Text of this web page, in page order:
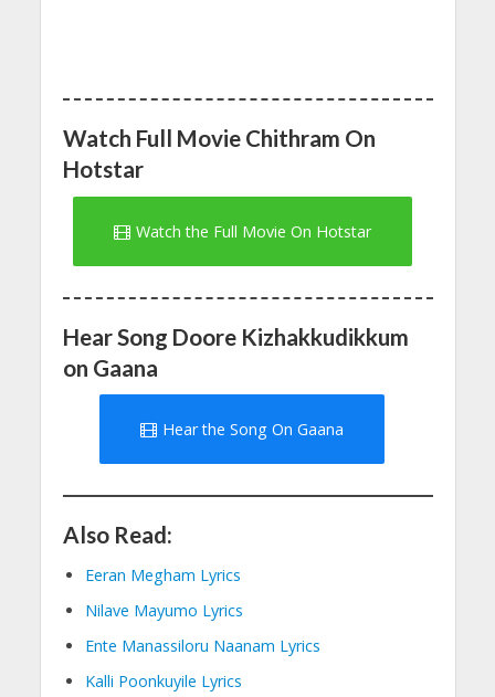
Watch Full Movie Chithram On
Hotstar
Watch the Full Movie On Hotstar
Hear Song Doore Kizhakkudikkum
on Gaana
Hear the Song On Gaana
Also Read:
Eeran Megham Lyrics
Nilave Mayumo Lyrics
Ente Manassiloru Naanam Lyrics
Kalli Poonkuyile Lyrics